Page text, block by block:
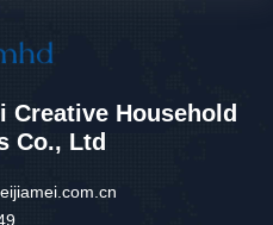
Creative Household
Co., Ltd